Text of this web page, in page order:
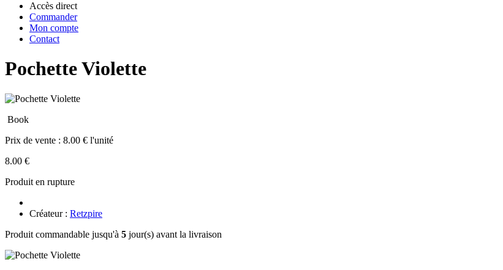
Accès direct
Commander
Mon compte
Contact
Pochette Violette
Book
Prix de vente : 8.00 € l'unité
8.00 €
Produit en rupture
Créateur : Retzpire
Produit commandable jusqu'à 5 jour(s) avant la livraison